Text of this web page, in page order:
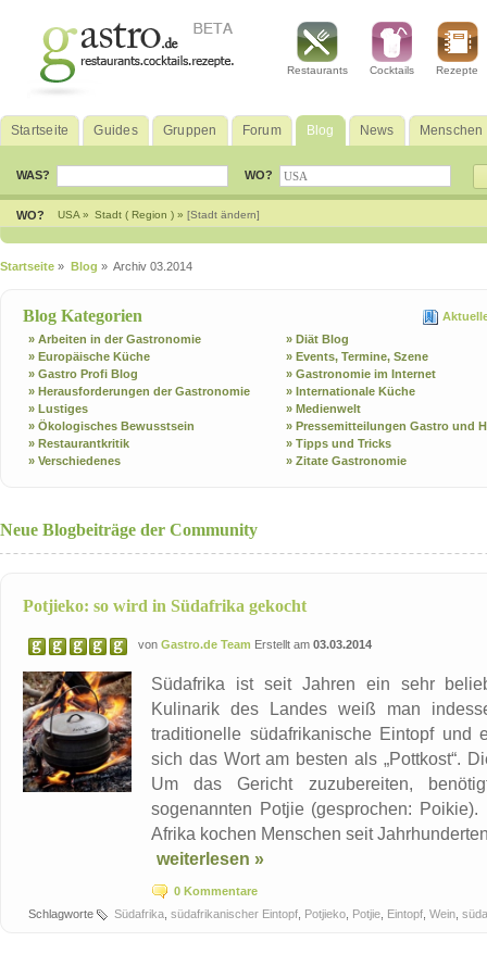
Restaurants Cocktails Rezepte
Startseite Guides Gruppen Forum Blog News Menschen
WAS? WO?
WO? USA » Stadt ( Region ) » [Stadt ändern]
Startseite » Blog » Archiv 03.2014
Blog Kategorien
» Arbeiten in der Gastronomie
» Diät Blog
» Europäische Küche
» Events, Termine, Szene
» Gastro Profi Blog
» Gastronomie im Internet
» Herausforderungen der Gastronomie
» Internationale Küche
» Lustiges
» Medienwelt
» Ökologisches Bewusstsein
» Pressemitteilungen Gastro und
» Restaurantkritik
» Tipps und Tricks
» Verschiedenes
» Zitate Gastronomie
Neue Blogbeiträge der Community
Potjieko: so wird in Südafrika gekocht
von Gastro.de Team Erstellt am 03.03.2014
Südafrika ist seit Jahren ein sehr
Kulinarik des Landes weiß man
traditionelle südafrikanische Eintopf und
sich das Wort am besten als „Pottkost“.
Um das Gericht zuzubereiten,
sogenannten Potjie (gesprochen:
Afrika kochen Menschen seit
weiterlesen »
0 Kommentare
Schlagworte
Südafrika südafrikanischer Eintopf Potjieko Potjie Eintopf Wein